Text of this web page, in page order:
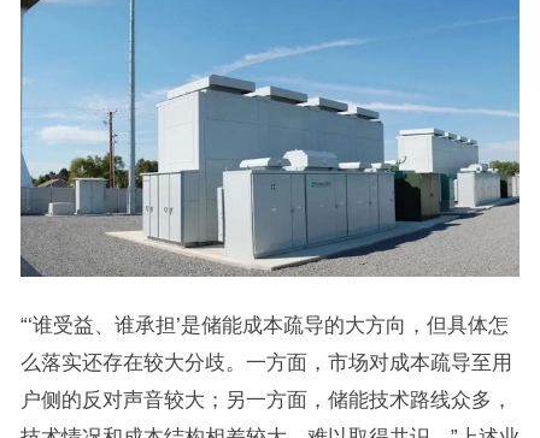
“‘谁受益、谁承担’是储能成本疏导的大方向，但具体怎
么落实还存在较大分歧。一方面，市场对成本疏导至用
户侧的反对声音较大；另一方面，储能技术路线众多，